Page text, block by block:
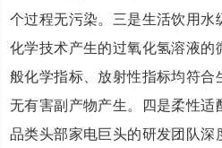
个过程无污染。三是生活饮用
化学技术产生的过氧化氢溶液的
般化学指标、放射性指标均符合
无有害副产物产生。四是柔性适
品类头部家电巨头的研发团队